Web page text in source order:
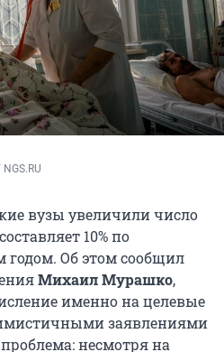
вузы увеличили число
10% по
Об этом сообщил
Михаил Мурашко,
именно на целевые
заявлениями
несмотря на